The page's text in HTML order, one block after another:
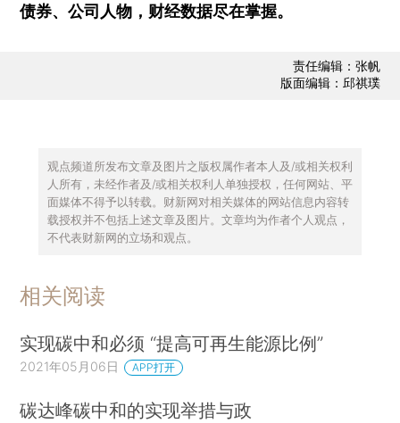
债券、公司人物，财经数据尽在掌握。
责任编辑：张帆
版面编辑：邱祺璞
观点频道所发布文章及图片之版权属作者本人及/或相关权利
人所有，未经作者及/或相关权利人单独授权，任何网站、平
面媒体不得予以转载。财新网对相关媒体的网站信息内容转
载授权并不包括上述文章及图片。文章均为作者个人观点，
不代表财新网的立场和观点。
相关阅读
实现碳中和必须 “提高可再生能源比例”
2021年05月06日 APP打开
碳达峰碳中和的实现举措与政